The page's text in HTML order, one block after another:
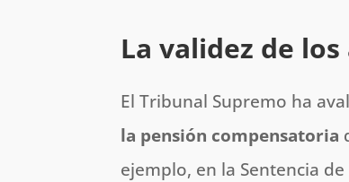
La validez de
El Tribunal Supremo ha
la pensión compensatoria
ejemplo, en la Sentencia